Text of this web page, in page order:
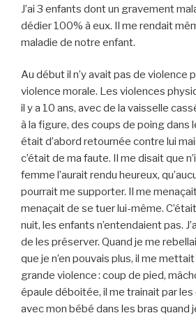
J’ai 3 enfants dont un gravement
dédier 100% à eux. Il me rendait
maladie de notre enfant.
Au début il n’y avait pas de violence
violence morale. Les violences
il y a 10 ans, avec de la vaisselle
à la figure, des coups de poing dans
était d’abord retournée contre lui
c’était de ma faute. Il me disait que
femme l’aurait rendu heureux,
pourrait me supporter. Il me
menaçait de se tuer lui-même.
nuit, les enfants n’entendaient pas.
de les préserver. Quand je me
que je n’en pouvais plus, il me
grande violence : coup de pied,
épaule déboitée, il me trainait par
avec mon bébé dans les bras quand